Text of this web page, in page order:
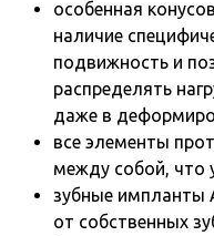
особенная
наличие
подвижность и
распределять
даже в
все элементы
между собой, что
зубные импланты
от собственных